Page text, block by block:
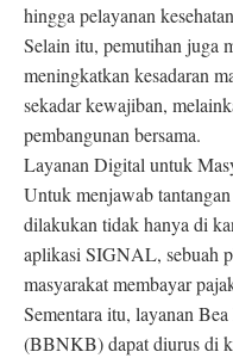
hingga pelayanan
Selain itu, pemutihan juga
meningkatkan kesadaran
sekadar kewajiban,
pembangunan bersama.
Layanan Digital untuk
Untuk menjawab
dilakukan tidak hanya di
aplikasi SIGNAL, sebuah
masyarakat membayar
Sementara itu, layanan
(BBNKB) dapat diurus di